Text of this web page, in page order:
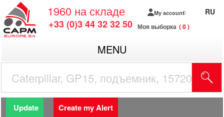
1960 на складе
+33 (0)3 44 32 32 50
My account
Моя выборка 0
RU
MENU
Update Create my Alert